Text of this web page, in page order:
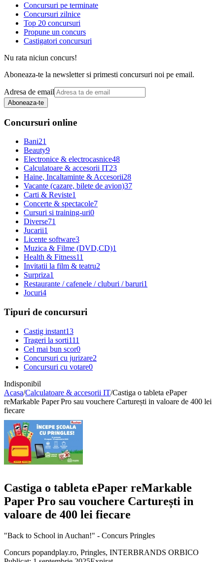
Concursuri pe terminate
Concursuri zilnice
Top 20 concursuri
Propune un concurs
Castigatori concursuri
Nu rata niciun concurs!
Aboneaza-te la newsletter si primesti concursuri noi pe email.
Adresa de email
Aboneaza-te
Concursuri online
Bani21
Beauty9
Electronice & electrocasnice48
Calculatoare & accesorii IT23
Haine, Incaltaminte & Accesorii28
Vacante (cazare, bilete de avion)37
Carti & Reviste1
Concerte & spectacole7
Cursuri si training-uri0
Diverse71
Jucarii1
Licente software3
Muzica & Filme (DVD,CD)1
Health & Fitness11
Invitatii la film & teatru2
Surpriza1
Restaurante / cafenele / cluburi / baruri1
Jocuri4
Tipuri de concursuri
Castig instant13
Trageri la sorti111
Cel mai bun scor0
Concursuri cu jurizare2
Concursuri cu votare0
Indisponibil
Acasa/Calculatoare & accesorii IT/Castiga o tableta ePaper
reMarkable Paper Pro sau vouchere Carturești in valoare de 400 lei
fiecare
Castiga o tableta ePaper reMarkable
Paper Pro sau vouchere Carturești in
valoare de 400 lei fiecare
"Back to School in Auchan!" - Concurs Pringles
Concurs popandplay.ro, Pringles, INTERBRANDS ORBICO